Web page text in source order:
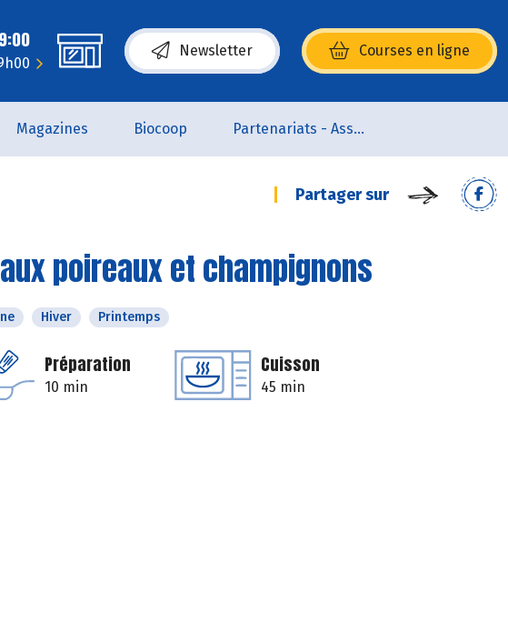
Newsletter Courses en ligne
(s’ouvre dans une nouvelle fenêtre)
Magazines Biocoop Partenariats - Associations
Partager sur
poireaux et champignons
Hiver Printemps
Préparation
10 min
Cuisson
45 min